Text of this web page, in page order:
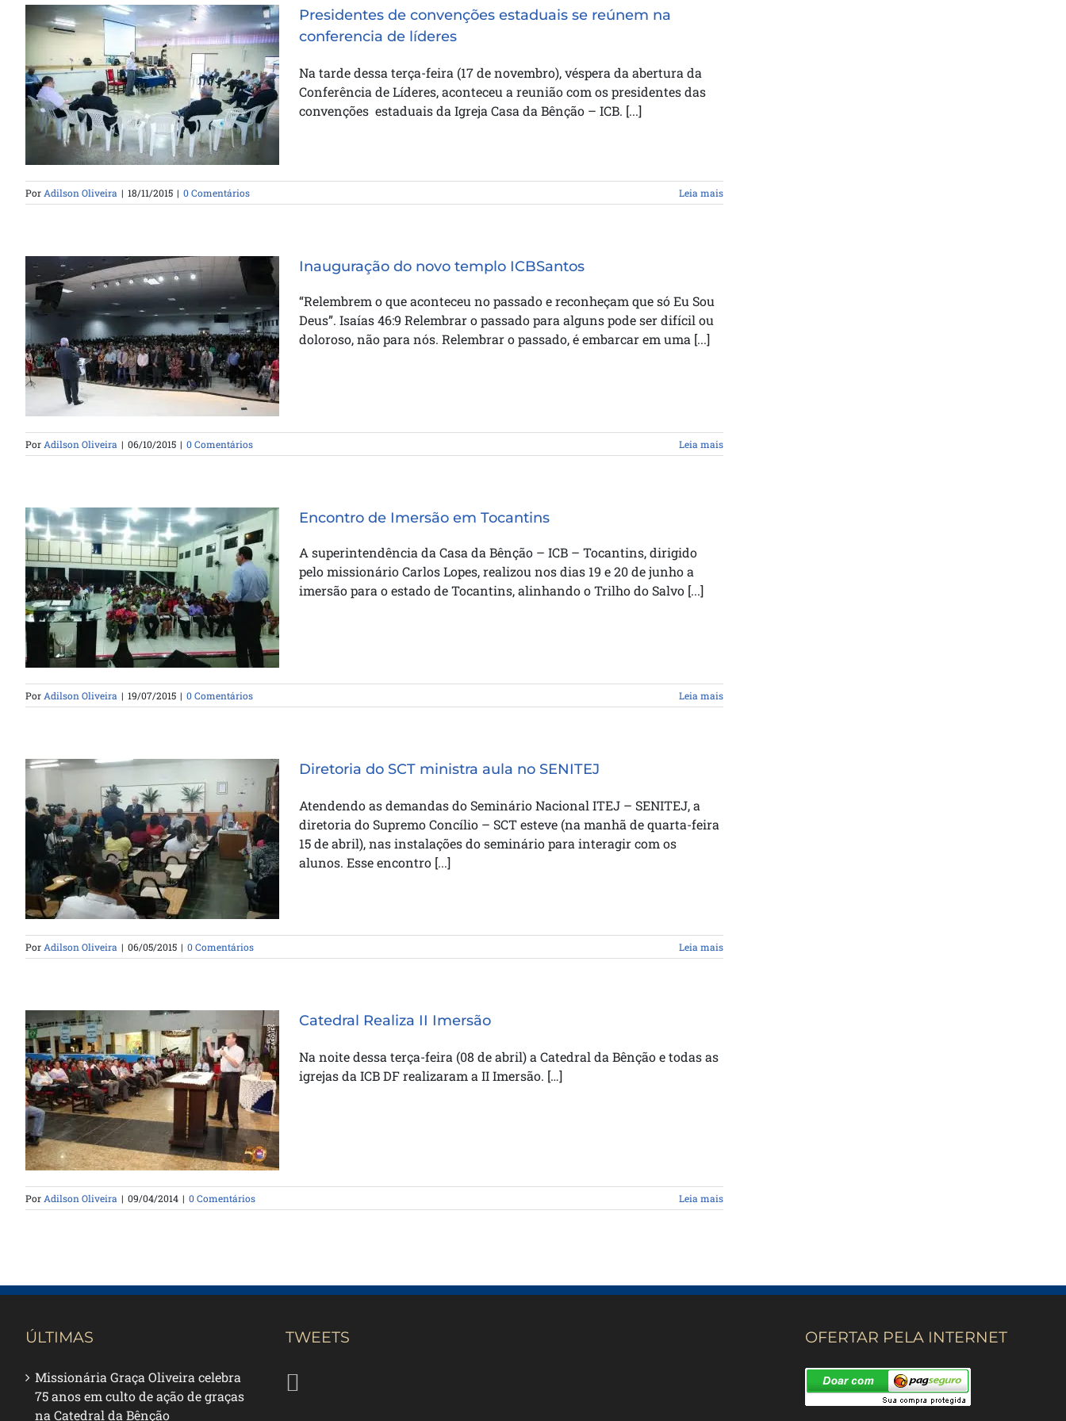
Presidentes de convenções
estaduais se reúnem na
conferencia de líderes
Presidentes de convenções estaduais se reúnem na
conferencia de líderes
Na tarde dessa terça-feira (17 de novembro), véspera da abertura da
Conferência de Líderes, aconteceu a reunião com os presidentes das
convenções estaduais da Igreja Casa da Bênção – ICB. [...]
Por Adilson Oliveira | 18/11/2015 | 0 Comentários Leia mais
Inauguração do novo templo
ICBSantos
Inauguração do novo templo ICBSantos
“Relembrem o que aconteceu no passado e reconheçam que só Eu Sou
Deus”. Isaías 46:9 Relembrar o passado para alguns pode ser difícil ou
doloroso, não para nós. Relembrar o passado, é embarcar em uma [...]
Por Adilson Oliveira | 06/10/2015 | 0 Comentários Leia mais
Encontro de Imersão em
Tocantins
Encontro de Imersão em Tocantins
A superintendência da Casa da Bênção – ICB – Tocantins, dirigido
pelo missionário Carlos Lopes, realizou nos dias 19 e 20 de junho a
imersão para o estado de Tocantins, alinhando o Trilho do Salvo [...]
Por Adilson Oliveira | 19/07/2015 | 0 Comentários Leia mais
Diretoria do SCT ministra aula no
SENITEJ
Diretoria do SCT ministra aula no SENITEJ
Atendendo as demandas do Seminário Nacional ITEJ – SENITEJ, a
diretoria do Supremo Concílio – SCT esteve (na manhã de quarta-feira
15 de abril), nas instalações do seminário para interagir com os
alunos. Esse encontro [...]
Por Adilson Oliveira | 06/05/2015 | 0 Comentários Leia mais
Catedral Realiza II Imersão
Catedral Realiza II Imersão
Na noite dessa terça-feira (08 de abril) a Catedral da Bênção e todas as
igrejas da ICB DF realizaram a II Imersão. […]
Por Adilson Oliveira | 09/04/2014 | 0 Comentários Leia mais
ÚLTIMAS
Missionária Graça Oliveira celebra
75 anos em culto de ação de graças
na Catedral da Bênção
TWEETS OFERTAR PELA INTERNET